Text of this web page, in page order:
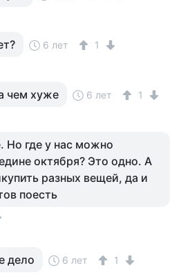
6 лет 1
чем хуже 6 лет 1
Но где у нас можно
октября? Это одно. А
разных вещей, да и
поесть
дело 6 лет 1